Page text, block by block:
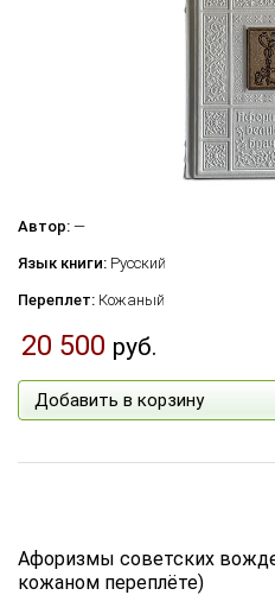
Автор: —
Язык книги: Русский
Переплет: Кожаный
20 500 руб.
Добавить в корзину
Афоризмы советских
кожаном переплёте)